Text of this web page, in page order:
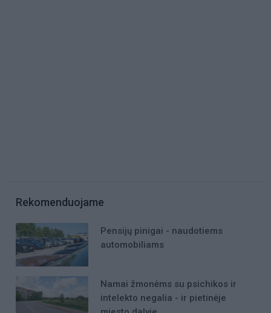
Rekomenduojame
Pensijų pinigai - naudotiems
automobiliams
Namai žmonėms su psichikos ir
intelekto negalia - ir pietinėje